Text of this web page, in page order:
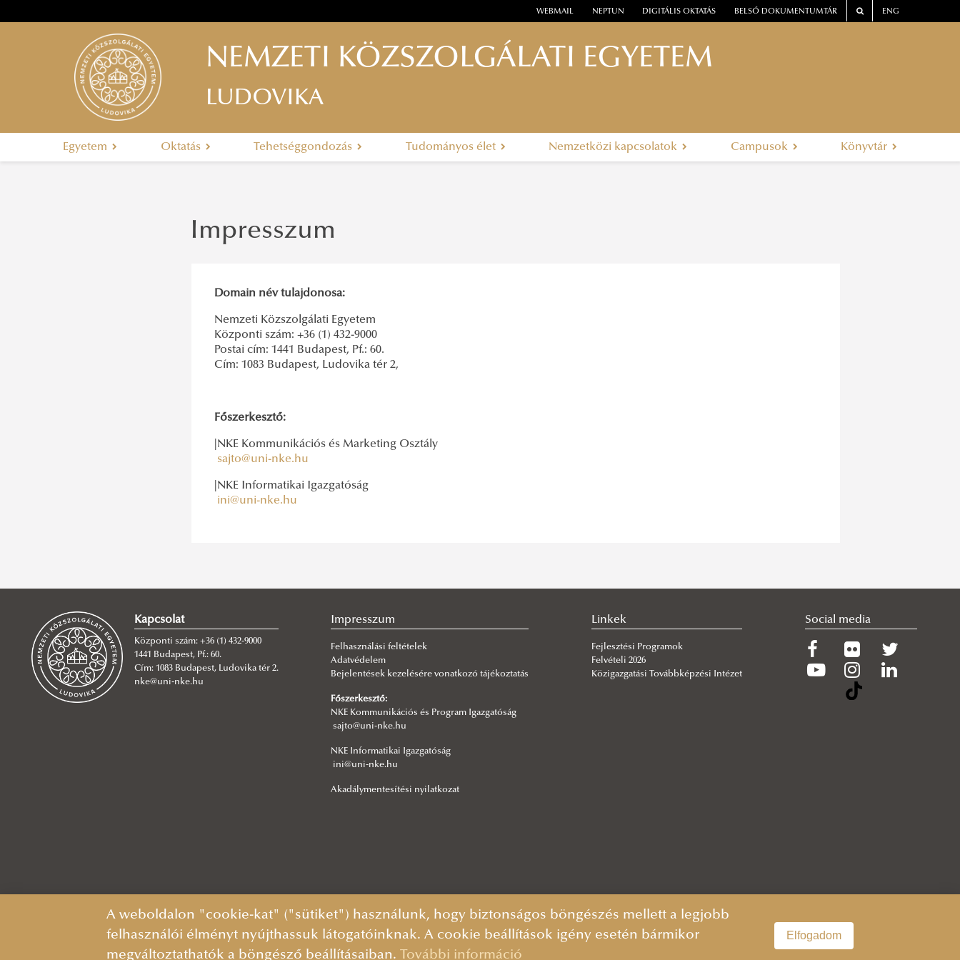
WEBMAIL NEPTUN DIGITÁLIS OKTATÁS BELSŐ DOKUMENTUMTÁR ENG
NEMZETI KÖZSZOLGÁLATI EGYETEM
LUDOVIKA
Egyetem Oktatás Tehetséggondozás Tudományos élet Nemzetközi kapcsolatok Campusok Könyvtár
Impresszum
Domain név tulajdonosa:
Nemzeti Közszolgálati Egyetem
Központi szám: +36 (1) 432-9000
Postai cím: 1441 Budapest, Pf.: 60.
Cím: 1083 Budapest, Ludovika tér 2,
Főszerkesztő:
|NKE Kommunikációs és Marketing Osztály
sajto@uni-nke.hu
|NKE Informatikai Igazgatóság
ini@uni-nke.hu
Kapcsolat
Központi szám: +36 (1) 432-9000
1441 Budapest, Pf.: 60.
Cím: 1083 Budapest, Ludovika tér 2.
nke@uni-nke.hu
Impresszum
Felhasználási feltételek
Adatvédelem
Bejelentések kezelésére vonatkozó tájékoztatás
Főszerkesztő:
NKE Kommunikációs és Program Igazgatóság
sajto@uni-nke.hu
NKE Informatikai Igazgatóság
ini@uni-nke.hu
Akadálymentesítési nyilatkozat
Linkek
Fejlesztési Programok
Felvételi 2026
Közigazgatási Továbbképzési Intézet
Social media
A weboldalon "cookie-kat" ("sütiket") használunk, hogy biztonságos böngészés mellett a legjobb
felhasználói élményt nyújthassuk látogatóinknak. A cookie beállítások igény esetén bármikor
megváltoztathatók a böngésző beállításaiban. További információ
Elfogadom